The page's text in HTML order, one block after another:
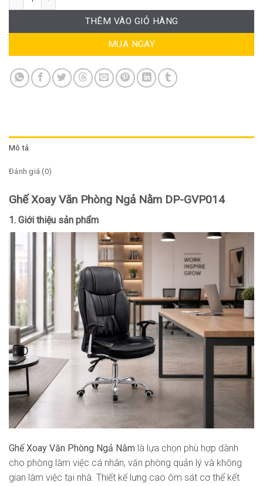
THÊM VÀO GIỎ HÀNG
MUA NGAY
Mô tả
Đánh giá (0)
Ghế Xoay Văn Phòng Ngả Nằm DP-GVP014
1. Giới thiệu sản phẩm
Ghế Xoay Văn Phòng Ngả Nằm là lựa chọn phù hợp dành
cho phòng làm việc cá nhân, văn phòng quản lý và không
gian làm việc tại nhà. Thiết kế lưng cao ôm sát cơ thể kết